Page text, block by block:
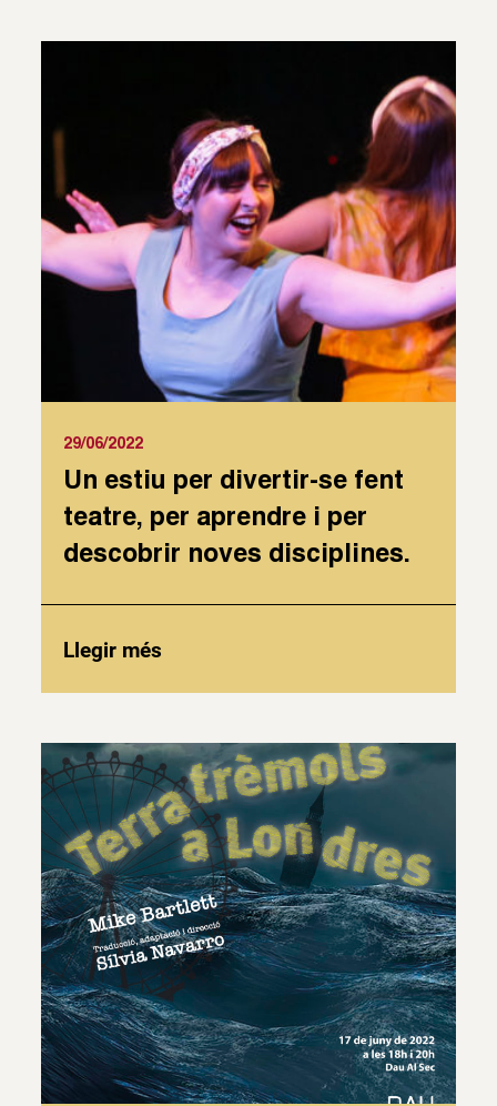
29/06/2022
Un estiu per divertir-se fent
teatre, per aprendre i per
descobrir noves disciplines.
Llegir més